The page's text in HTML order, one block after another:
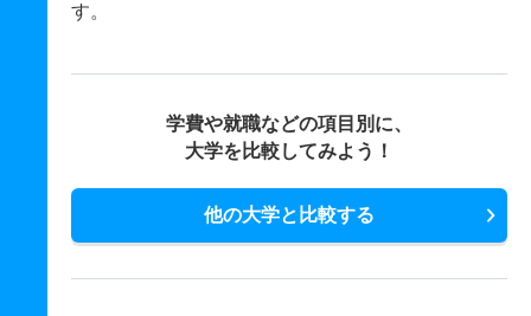
す。
学費や就職などの項目別に、
大学を比較してみよう！
他の大学と比較する